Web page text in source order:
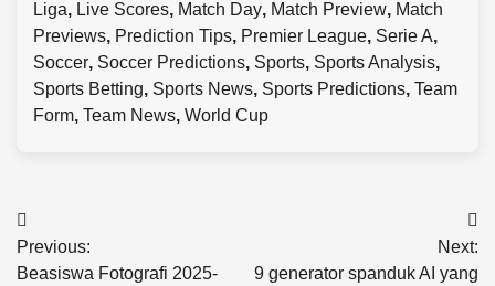
Liga, Live Scores, Match Day, Match Preview, Match
Previews, Prediction Tips, Premier League, Serie A,
Soccer, Soccer Predictions, Sports, Sports Analysis,
Sports Betting, Sports News, Sports Predictions, Team
Form, Team News, World Cup
Post
navigation
Previous:
Beasiswa Fotografi 2025-
Next:
9 generator spanduk AI yang